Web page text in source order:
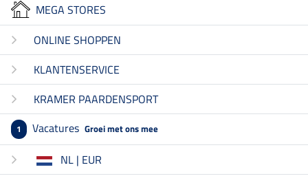
MEGA STORES
ONLINE SHOPPEN
KLANTENSERVICE
KRAMER PAARDENSPORT
1 Vacatures Groei met ons mee
NL | EUR